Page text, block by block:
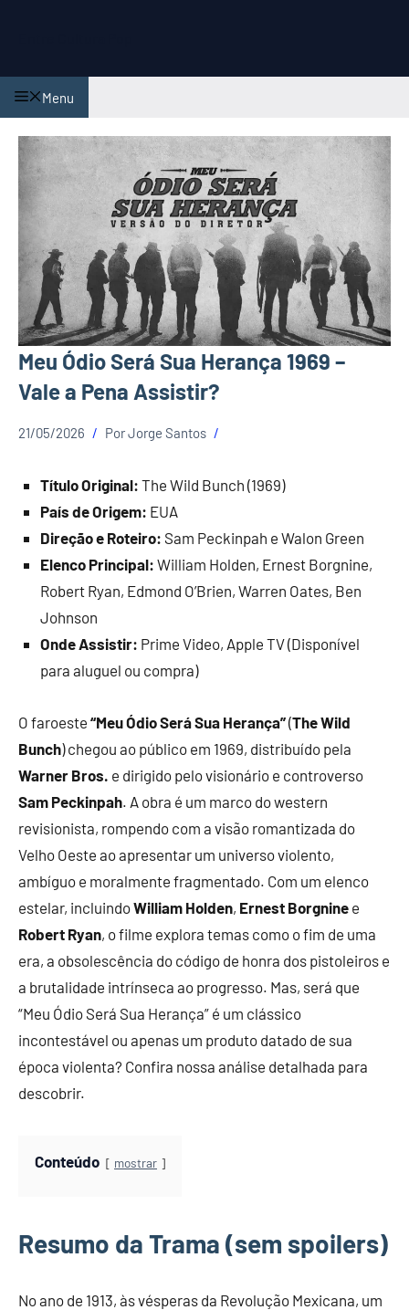
conteúdo
Menu
Meu Ódio Será Sua Herança 1969 –
Vale a Pena Assistir?
21/05/2026 PorJorge Santos
Título Original: The Wild Bunch (1969)
País de Origem: EUA
Direção e Roteiro: Sam Peckinpah e Walon Green
Elenco Principal: William Holden, Ernest Borgnine,
Robert Ryan, Edmond O’Brien, Warren Oates, Ben
Johnson
Onde Assistir: Prime Video, Apple TV (Disponível
para aluguel ou compra)
O faroeste “Meu Ódio Será Sua Herança”(The Wild
Bunch) chegou ao público em 1969, distribuído pela
Warner Bros. e dirigido pelo visionário e controverso
Sam Peckinpah. A obra é um marco do western
revisionista, rompendo com a visão romantizada do
Velho Oeste ao apresentar um universo violento,
ambíguo e moralmente fragmentado. Com um elenco
estelar, incluindoWilliam Holden, Ernest Borgnine e
Robert Ryan, o filme explora temas como o fim de uma
era, a obsolescência do código de honra dos pistoleiros e
a brutalidade intrínseca ao progresso. Mas, será que
“Meu Ódio Será Sua Herança” é um clássico
incontestável ou apenas um produto datado de sua
época violenta? Confira nossa análise detalhada para
descobrir.
Conteúdo mostrar
Resumo da Trama (sem spoilers)
No ano de 1913, às vésperas da Revolução Mexicana, um